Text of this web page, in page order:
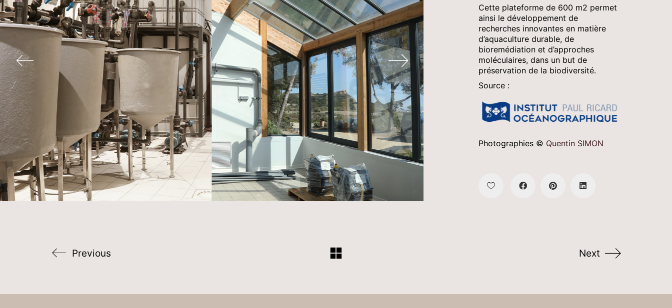
Cette plateforme de 600 m2 permet
ainsi le développement de
recherches innovantes en matière
d’aquaculture durable, de
bioremédiation et d’approches
moléculaires, dans un but de
préservation de la biodiversité.
Source :
Photographies © Quentin SIMON
Previous Next